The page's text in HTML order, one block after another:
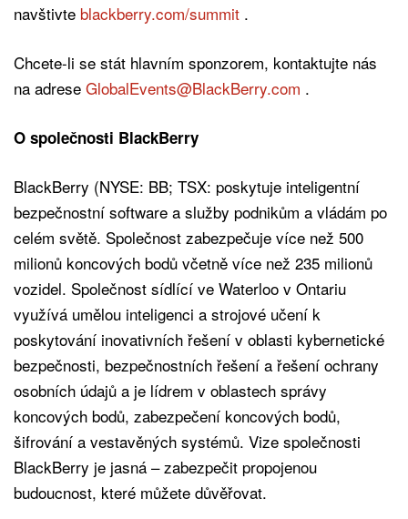
navštivte blackberry.com/summit .
Chcete-li se stát hlavním sponzorem, kontaktujte nás
na adrese GlobalEvents@BlackBerry.com .
O společnosti BlackBerry
BlackBerry (NYSE: BB; TSX: poskytuje inteligentní
bezpečnostní software a služby podnikům a vládám po
celém světě. Společnost zabezpečuje více než 500
milionů koncových bodů včetně více než 235 milionů
vozidel. Společnost sídlící ve Waterloo v Ontariu
využívá umělou inteligenci a strojové učení k
poskytování inovativních řešení v oblasti kybernetické
bezpečnosti, bezpečnostních řešení a řešení ochrany
osobních údajů a je lídrem v oblastech správy
koncových bodů, zabezpečení koncových bodů,
šifrování a vestavěných systémů. Vize společnosti
BlackBerry je jasná – zabezpečit propojenou
budoucnost, které můžete důvěřovat.